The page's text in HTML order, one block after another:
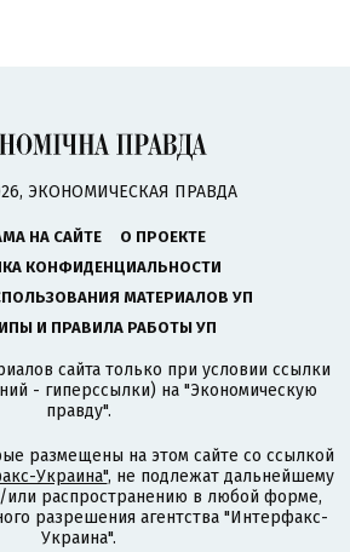
ЭКОНОМИЧЕСКАЯ ПРАВДА
НА САЙТЕ
О ПРОЕКТЕ
КОНФИДЕНЦИАЛЬНОСТИ
МАТЕРИАЛОВ УП
И ПРАВИЛА РАБОТЫ УП
сайта только при условии ссылки
- гиперссылки) на "Экономическую
правду".
размещены на этом сайте со ссылкой
Украина", не подлежат дальнейшему
распространению в любой форме,
разрешения агентства "Интерфакс-
Украина".